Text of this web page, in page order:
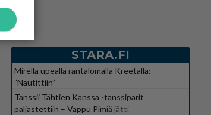
STARA.FI
Mirella upealla rantalomalla Kreetalla:
”Nautittiin”
Tanssii Tähtien Kanssa -tanssiparit
paljastettiin – Vappu Pimiä jätti